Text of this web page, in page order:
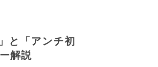
と「アンチ初
解説